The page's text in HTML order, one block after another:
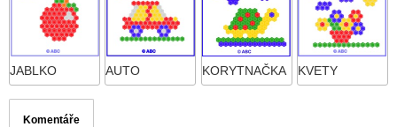
JABLKO AUTO KORYTNAČKA KVETY
Komentáře